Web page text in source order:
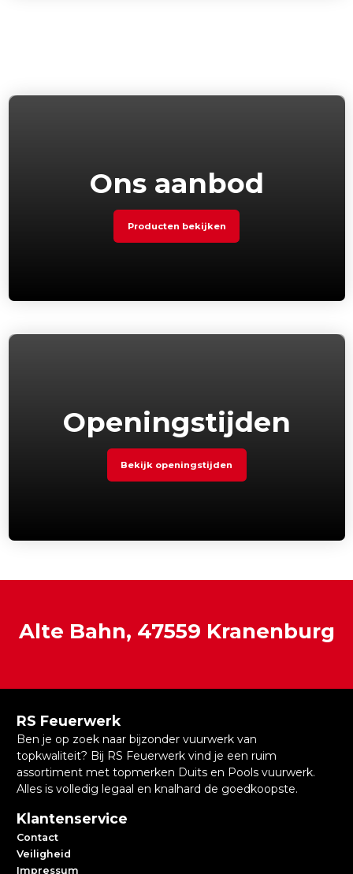
Ons aanbod
Producten bekijken
Openingstijden
Bekijk openingstijden
Alte Bahn, 47559 Kranenburg
RS Feuerwerk
Ben je op zoek naar bijzonder vuurwerk van
topkwaliteit? Bij RS Feuerwerk vind je een ruim
assortiment met topmerken Duits en Pools vuurwerk.
Alles is volledig legaal en knalhard de goedkoopste.
Klantenservice
Contact
Veiligheid
Impressum